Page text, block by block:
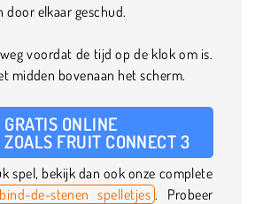
door elkaar geschud.
voordat de tijd op de klok om is.
midden bovenaan het scherm.
ONLINE
FRUIT CONNECT 3
spel, bekijk dan ook onze complete
de-stenen spelletjes . Probeer